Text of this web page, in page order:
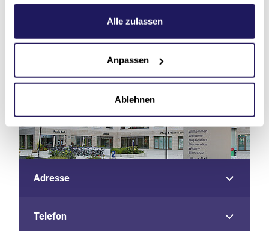
Weitere Informationen hierzu finden Sie in unserer
.Alle zulassen
Anpassen
Ablehnen
Kontakt
Adresse
Telefon